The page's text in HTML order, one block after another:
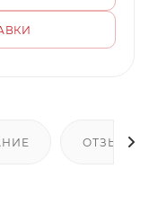
ОТЗЫВЫ